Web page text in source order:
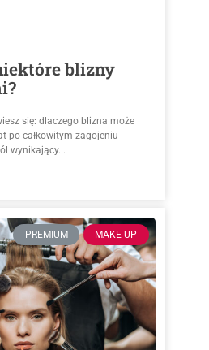
blizny
się: dlaczego blizna może
po całkowitym zagojeniu
wynikający...
PREMIUM MAKE-UP